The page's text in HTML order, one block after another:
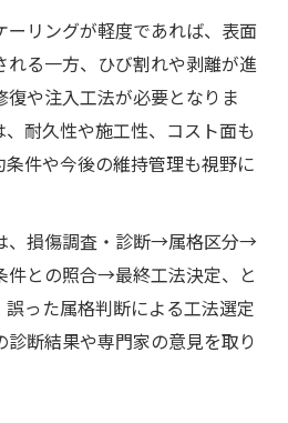
リングが軽度であれば、表面
る一方、ひび割れや剥離が進
や注入工法が必要となりま
耐久性や施工性、コスト面も
件や今後の維持管理も視野に
、損傷調査・診断→属格区分→
との照合→最終工法決定、と
った属格判断による工法選定
断結果や専門家の意見を取り